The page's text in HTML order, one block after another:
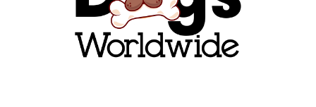
de la FCI | Reciente aprobación de leyes anti-